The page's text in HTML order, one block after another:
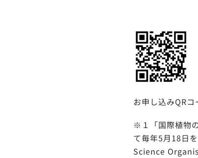
お申し込みQRコ
※１「国際植物
て毎年5月18日
Science